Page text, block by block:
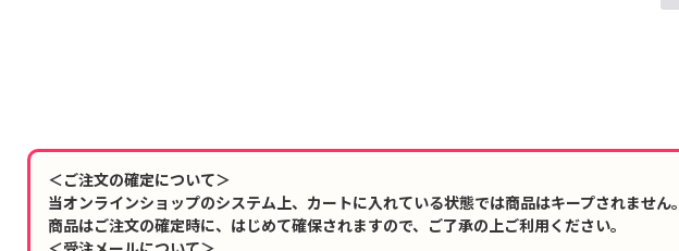
＜ご注文の確定について＞
当オンラインショップのシステム上、カートに入れている状態では商品はキープされません。
商品はご注文の確定時に、はじめて確保されますので、ご了承の上ご利用ください。